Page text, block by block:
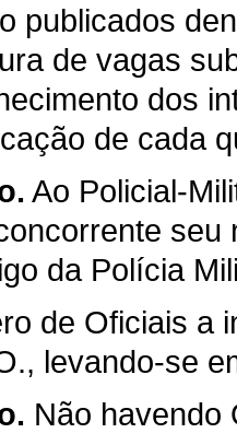
publicados
de vagas
dos
de cada
Ao Policial-
da Polícia
de Oficiais a
levando-se
Não havendo